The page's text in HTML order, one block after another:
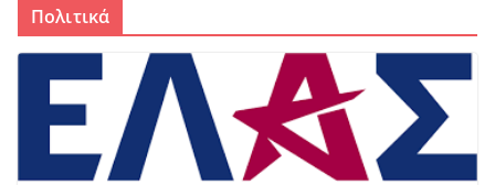
Δελτιο τυπου δημου Δωρίδας για
την πυρκαγια
4 Αυγούστου, 2026
Δ.Τ. :Συνεχίζονται οι παρεμβάσεις
του Δήμου Δωρίδος για τη
Πολιτικά